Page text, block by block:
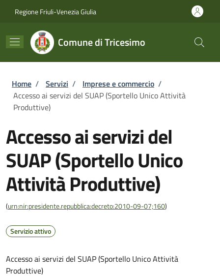
Regione Friuli-Venezia Giulia
Comune di Tricesimo
Briciole di pane
Home / Servizi / Imprese e commercio /
Accesso ai servizi del SUAP (Sportello Unico Attività
Produttive)
Accesso ai servizi del
SUAP (Sportello Unico
Attività Produttive)
(urn:nir:presidente.repubblica:decreto:2010-09-07;160)
Servizio attivo
Accesso ai servizi del SUAP (Sportello Unico Attività
Produttive)